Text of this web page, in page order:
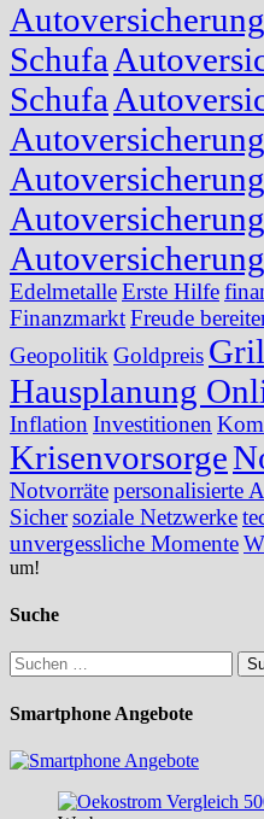
Schufa
Schufa
EdelmetalleErste Hilfe
FinanzmarktFreude
Geopolitik Goldpreis
Hausplanung
Inflation Investitionen
Krisenvorsorge
Notvorrätepersonalisierte
Sichersoziale Netzwerke
unvergessliche Momente
um!
Suche
Suchen
nach:
Smartphone Angebote